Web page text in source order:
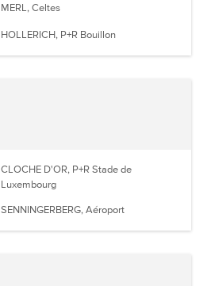
MERL, Celtes
HOLLERICH, P+R Bouillon
CLOCHE D'OR, P+R Stade de
Luxembourg
SENNINGERBERG, Aéroport